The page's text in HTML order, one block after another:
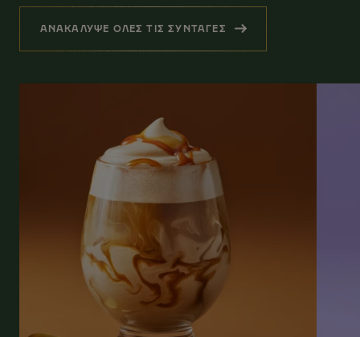
ΑΝΑΚΑΛΥΨΕ ΟΛΕΣ ΤΙΣ ΣΥΝΤΑΓΕΣ